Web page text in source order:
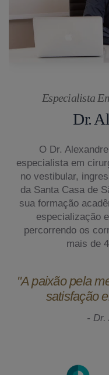
Especialista
Dr.
O Dr.
especialista em
no vestibular,
da Santa Casa de
sua formação
especialização
percorrendo os
mais de
"A paixão pela
satisfação
- Dr.